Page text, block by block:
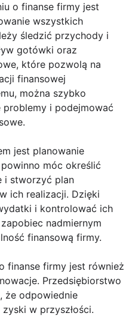
o finanse firmy jest
wszystkich
śledzić przychody i
gotówki oraz
które pozwolą na
finansowej
można szybko
problemy i podejmować
jest planowanie
móc określić
i stworzyć plan
ich realizacji. Dzięki
i kontrolować ich
nadmiernym
finansową firmy.
finanse firmy jest również
Przedsiębiorstwo
że odpowiednie
w przyszłości.